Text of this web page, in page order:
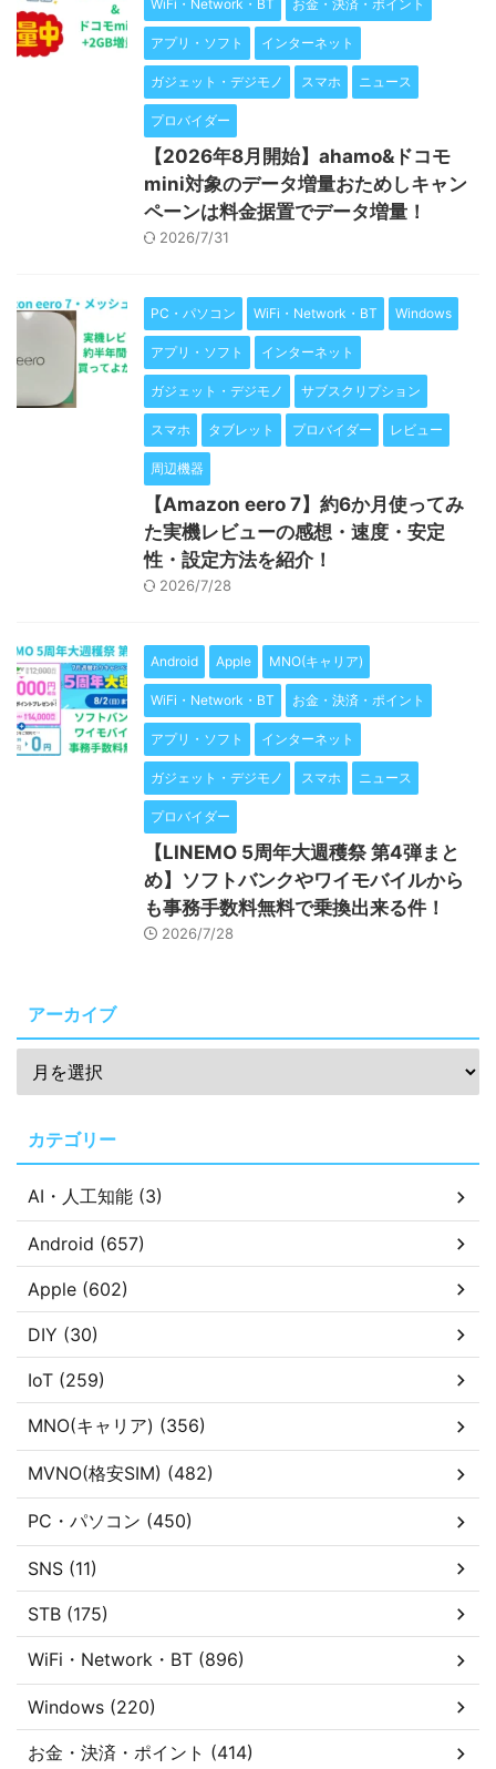
WiFi・Network・BT お金・決済・ポイント
アプリ・ソフト インターネット
ガジェット・デジモノ スマホ ニュース
プロバイダー
【2026年8月開始】ahamo&ドコモ
mini対象のデータ増量おためしキャン
ペーンは料金据置でデータ増量！
2026/7/31
PC・パソコン WiFi・Network・BT Windows
アプリ・ソフト インターネット
ガジェット・デジモノ サブスクリプション
スマホ タブレット プロバイダー レビュー
周辺機器
【Amazon eero 7】約6か月使ってみ
た実機レビューの感想・速度・安定
性・設定方法を紹介！
2026/7/28
Android Apple MNO(キャリア)
WiFi・Network・BT お金・決済・ポイント
アプリ・ソフト インターネット
ガジェット・デジモノ スマホ ニュース
プロバイダー
【LINEMO 5周年大週穫祭 第4弾まと
め】ソフトバンクやワイモバイルから
も事務手数料無料で乗換出来る件！
2026/7/28
アーカイブ
カテゴリー
AI・人工知能 (3)
Android (657)
Apple (602)
DIY (30)
IoT (259)
MNO(キャリア) (356)
MVNO(格安SIM) (482)
PC・パソコン (450)
SNS (11)
STB (175)
WiFi・Network・BT (896)
Windows (220)
お金・決済・ポイント (414)